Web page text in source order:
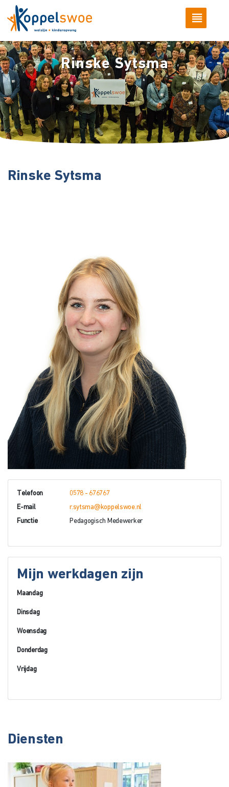
Rinske Sytsma
Rinske Sytsma
Telefoon 0578 - 676767
E-mail r.sytsma@koppelswoe.nl
Functie Pedagogisch Medewerker
Mijn werkdagen zijn
Maandag
Dinsdag
Woensdag
Donderdag
Vrijdag
Diensten